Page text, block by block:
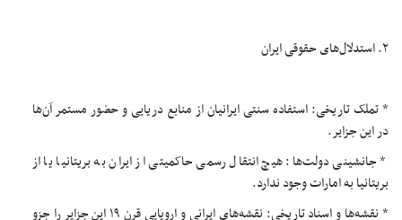
۲. استدلال‌های حقوقی ایران
* تملک تاریخی: استفاده سنتی ایرانیان از منابع دریایی و حضور مستمر آن‌ها
در این جزایر.
* جانشینی دولت‌ها: هیچ انتقال رسمی حاکمیتی از ایران به بریتانیا یا از
بریتانیا به امارات وجود ندارد.
* نقشه‌ها و اسناد تاریخی: نقشه‌های ایرانی و اروپایی قرن ۱۹ این جزایر را جزو